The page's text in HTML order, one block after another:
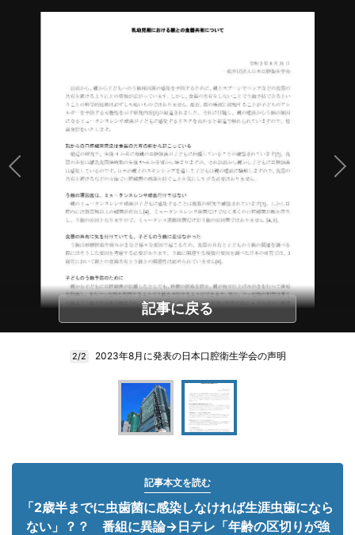
記事に戻る
2/2 2023年8月に発表の日本口腔衛生学会の声明
記事本文を読む
「2歳半までに虫歯菌に感染しなければ生涯虫歯になら
ない」？？ 番組に異論→日テレ「年齢の区切りが強